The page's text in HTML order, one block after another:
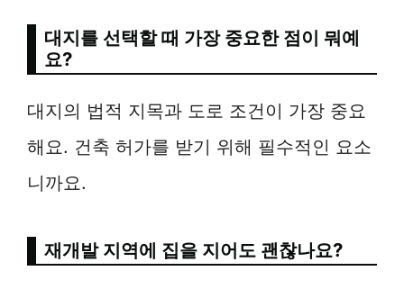
대지를 선택할 때 가장 중요한 점이 뭐예
요?
대지의 법적 지목과 도로 조건이 가장 중요
해요. 건축 허가를 받기 위해 필수적인 요소
니까요.
재개발 지역에 집을 지어도 괜찮나요?